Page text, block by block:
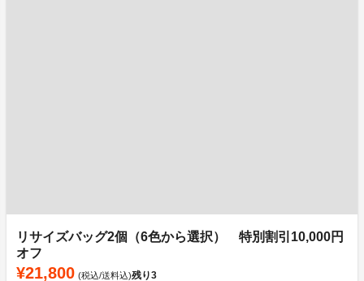
リサイズバッグ2個（6色から選択） 特別割引10,000円
オフ
¥21,800 (税込/送料込)残り3